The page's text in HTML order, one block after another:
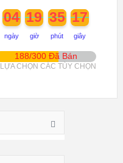
04
ngày
19
giờ
35
phút
17
giây
188/300 Đã Bán
LỰA CHỌN CÁC TÙY CHỌN